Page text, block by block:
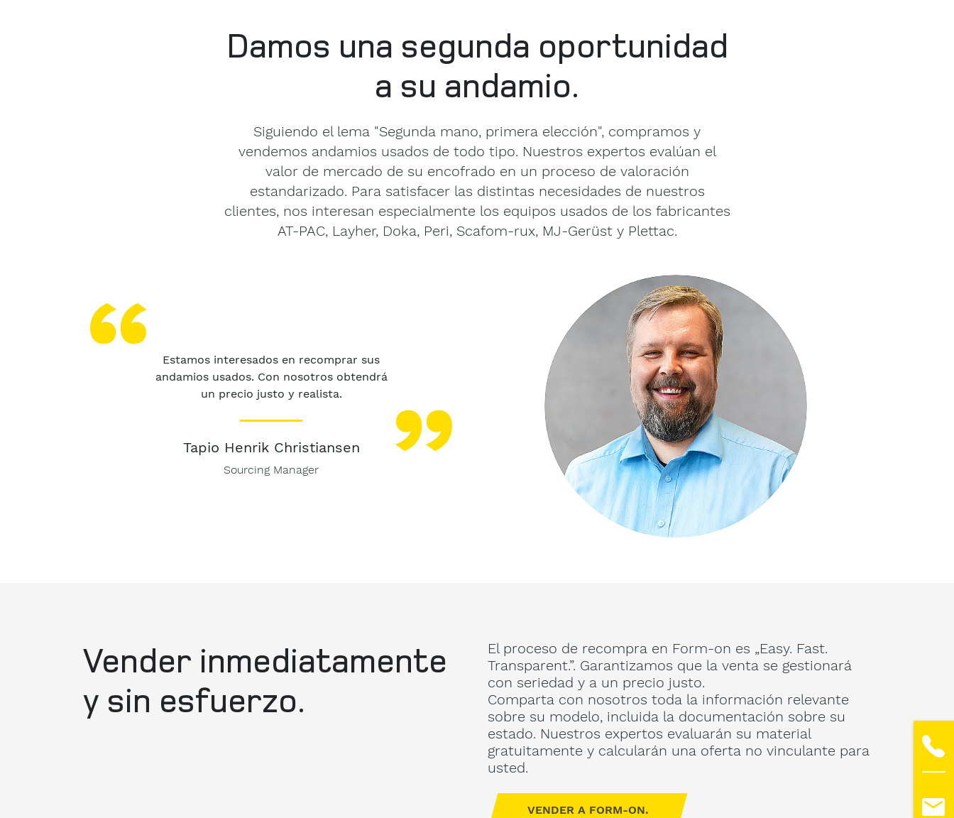
Damos una segunda oportunidad
a su andamio.
Siguiendo el lema "Segunda mano, primera elección", compramos y
vendemos andamios usados de todo tipo. Nuestros expertos evalúan el
valor de mercado de su encofrado en un proceso de valoración
estandarizado. Para satisfacer las distintas necesidades de nuestros
clientes, nos interesan especialmente los equipos usados de los fabricantes
AT-PAC, Layher, Doka, Peri, Scafom-rux, MJ-Gerüst y Plettac.
Estamos interesados en recomprar sus
andamios usados. Con nosotros obtendrá
un precio justo y realista.
Tapio Henrik Christiansen
Sourcing Manager
Vender inmediatamente
y sin esfuerzo.
El proceso de recompra en Form-on es „Easy. Fast.
Transparent.”. Garantizamos que la venta se gestionará
con seriedad y a un precio justo.
Comparta con nosotros toda la información relevante
sobre su modelo, incluida la documentación sobre su
estado. Nuestros expertos evaluarán su material
gratuitamente y calcularán una oferta no vinculante para
usted.
VENDER A FORM-ON.